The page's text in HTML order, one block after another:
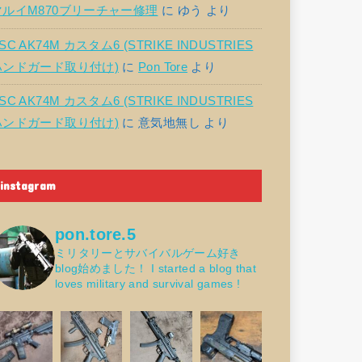
ルイM870ブリーチャー修理 に ゆう より
AK74M カスタム6 (STRIKE INDUSTRIES
ンドガード取り付け) に Pon Tore より
AK74M カスタム6 (STRIKE INDUSTRIES
ンドガード取り付け) に意気地無し より
instagram
pon.tore.5
ミリタリーとサバイバルゲーム好き
blog始めました！
I started a blog that
loves military and survival games !